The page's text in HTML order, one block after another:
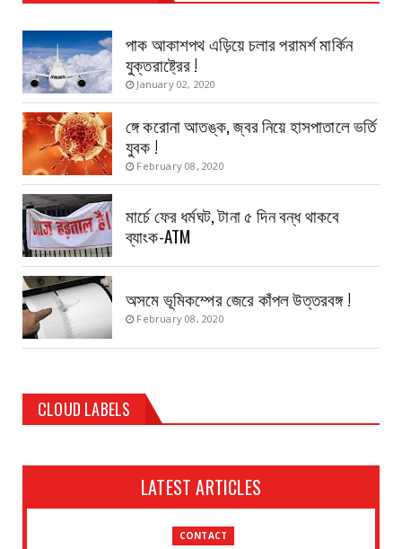
পাক আকাশপথ এড়িয়ে চলার পরামর্শ মার্কিন
যুক্তরাষ্ট্রের !
January 02, 2020
ঙ্গে করোনা আতঙ্ক, জ্বর নিয়ে হাসপাতালে ভর্তি
যুবক !
February 08, 2020
মার্চে ফের ধর্মঘট, টানা ৫ দিন বন্ধ থাকবে
ব্যাংক-ATM
অসমে ভূমিকম্পের জেরে কাঁপল উত্তরবঙ্গ !
February 08, 2020
CLOUD LABELS
LATEST ARTICLES
CONTACT